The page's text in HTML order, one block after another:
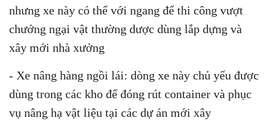
nhưng xe này có thể với ngang để thi công vượt
chướng ngại vật thường dược dùng lắp dựng và
xây mới nhà xưởng
- Xe nâng hàng ngồi lái: dòng xe này chủ yếu được
dùng trong các kho để đóng rút container và phục
vụ nâng hạ vật liệu tại các dự án mới xây